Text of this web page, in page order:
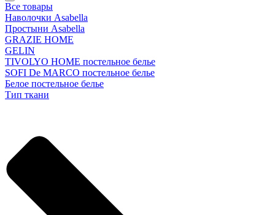
Все товары
Наволочки Asabella
Простыни Asabella
GRAZIE HOME
GELIN
TIVOLYO HOME постельное белье
SOFI De MARCO постельное белье
Белое постельное белье
Тип ткани